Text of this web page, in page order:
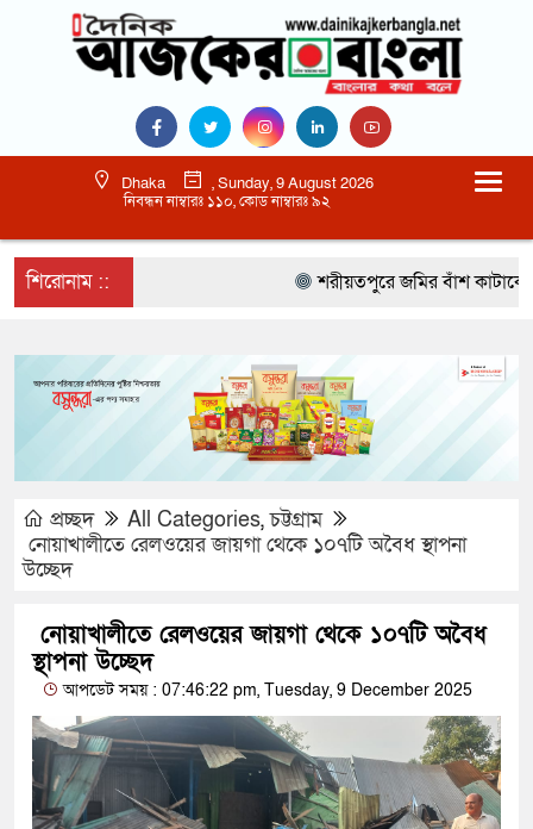
Dhaka
, Sunday, 9 August 2026
নিবন্ধন নাম্বারঃ ১১০, কোড নাম্বারঃ ৯২
শিরোনাম :: শরীয়তপুরে জমির বাঁশ কাটাকে
প্রচ্ছদ All Categories,চট্টগ্রাম
নোয়াখালীতে রেলওয়ের জায়গা থেকে ১০৭টি অবৈধ স্থাপনা
উচ্ছেদ
নোয়াখালীতে রেলওয়ের জায়গা থেকে ১০৭টি অবৈধ
স্থাপনা উচ্ছেদ
আপডেট সময় : 07:46:22 pm, Tuesday, 9 December 2025